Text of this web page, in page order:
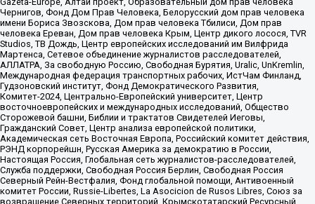
Чернигов, Фонд Дом Прав Человека, Белорусский дом прав человека
имени Бориса Звозскова, Дом прав человека Тбилиси, Дом прав
человека Ереван, Дом прав человека Крым, Центр дикого лосося, TVR
Studios, ТВ Дождь, Центр европейских исследований им Вилфрида
Мартенса, Сетевое объединение журналистов расследователей,
АЛЛАТРА, За свободную Россию, Свободная Бурятия, Uralic, UnKremlin,
Международная федерация транспортных рабочих, ИстЧам Финланд,
Гудзоновский институт, Фонд Демократического Развития,
Комитет-2024, Центрально-Европейский университет, Центр
восточноевропейских и международных исследований, Общество
Сторожевой башни, Библии и трактатов Свидетелей Иеговы,
Гражданский Совет, Центр анализа европейской политики,
Академическая сеть Восточная Европа, Российский комитет действия,
РЭНД корпорейшн, Русская Америка за демократию в России,
Настоящая Россия, Глобальная сеть журналистов-расследователей,
Служба поддержки, Свободная Россия Берлин, Свободная Россия
Северный Рейн-Вестфалия, Фонд глобальной помощи, Антивоенный
комитет России, Russie-Libertes, La Asocicion de Rusos Libres, Союз за
возвращение Северных территорий, Крымскотатарский Ресурсный